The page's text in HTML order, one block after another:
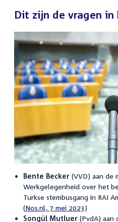
Dit zijn de vragen in
Bente Becker(VVD) aan de
Werkgelegenheid over het
Turkse stembusgang in RAI
(Nos.nl, 7 mei 2023)
Songül Mutluer(PvdA) aan